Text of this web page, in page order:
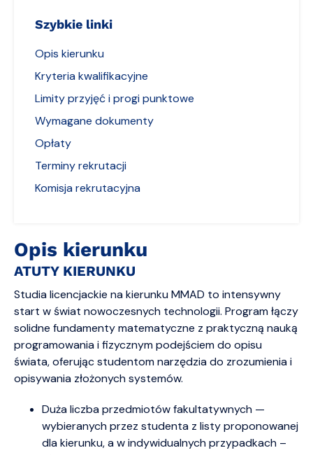
Opis kierunku
ATUTY KIERUNKU
Studia licencjackie na kierunku MMAD to intensywny
start w świat nowoczesnych technologii. Program łączy
solidne fundamenty matematyczne z praktyczną nauką
programowania i fizycznym podejściem do opisu
świata, oferując studentom narzędzia do zrozumienia i
opisywania złożonych systemów.
Duża liczba przedmiotów fakultatywnych —
wybieranych przez studenta z listy proponowanej
dla kierunku, a w indywidualnych przypadkach –
Szybkie linki
Opis kierunku
Kryteria kwalifikacyjne
Limity przyjęć i progi punktowe
Wymagane dokumenty
Opłaty
Terminy rekrutacji
Komisja rekrutacyjna